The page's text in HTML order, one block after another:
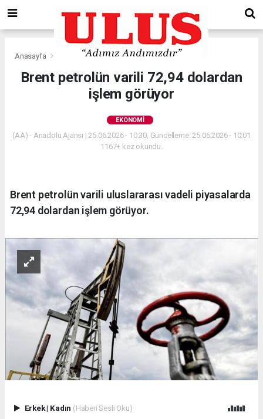
Anasayfa Ekonomi
Brent petrolün varili 72,94 dolardan
işlem görüyor
EKONOMI
(AA) - Anadolu Ajansı | 25.06.2026 - 10:30, Güncelleme: 25.06.2026 - 10:01
1167+ kez okundu.
Brent petrolün varili uluslararası vadeli piyasalarda
72,94 dolardan işlem görüyor.
Erkek| Kadın (Haberi Sesli Oku)